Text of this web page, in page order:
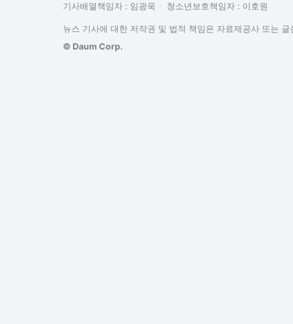
기사배열책임자 : 임광욱
청소년보호책임자 : 이호원
뉴스 기사에 대한 저작권 및 법적 책임은 자료제공사 또는
© Daum Corp.